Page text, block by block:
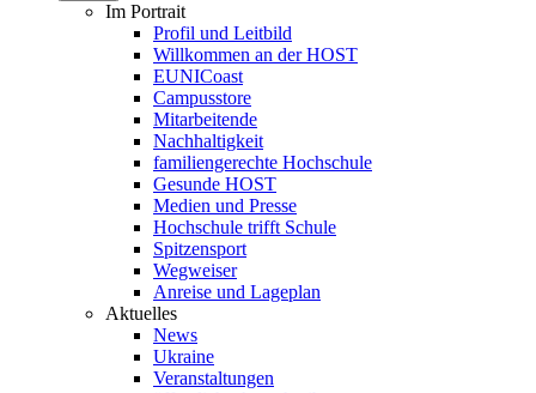
Im Portrait
Profil und Leitbild
Willkommen an der HOST
EUNICoast
Campusstore
Mitarbeitende
Nachhaltigkeit
familiengerechte Hochschule
Gesunde HOST
Medien und Presse
Hochschule trifft Schule
Spitzensport
Wegweiser
Anreise und Lageplan
Aktuelles
News
Ukraine
Veranstaltungen